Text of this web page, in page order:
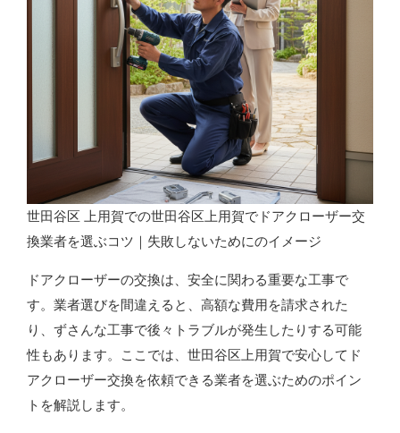
世田谷区 上用賀での世田谷区上用賀でドアクローザー交
換業者を選ぶコツ｜失敗しないためにのイメージ
ドアクローザーの交換は、安全に関わる重要な工事で
す。業者選びを間違えると、高額な費用を請求された
り、ずさんな工事で後々トラブルが発生したりする可能
性もあります。ここでは、世田谷区上用賀で安心してド
アクローザー交換を依頼できる業者を選ぶためのポイン
トを解説します。